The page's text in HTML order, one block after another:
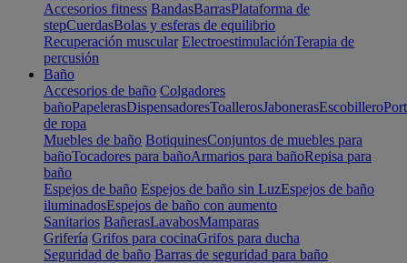
Accesorios fitness BandasBarrasPlataforma de
stepCuerdasBolas y esferas de equilibrio
Recuperación muscular ElectroestimulaciónTerapia de
percusión
Baño
Accesorios de baño Colgadores
bañoPapelerasDispensadoresToallerosJabonerasEscobillero
de ropa
Muebles de baño BotiquinesConjuntos de muebles para
bañoTocadores para bañoArmarios para bañoRepisa para
baño
Espejos de baño Espejos de baño sin LuzEspejos de baño
iluminadosEspejos de baño con aumento
Sanitarios BañerasLavabosMamparas
Grifería Grifos para cocinaGrifos para ducha
Seguridad de baño Barras de seguridad para baño